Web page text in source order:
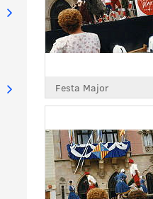
Festa Major